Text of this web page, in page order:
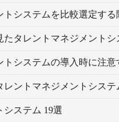
システムを比較選定する
タレントマネジメントシ
システムの導入時に注意
ントマネジメントシステ
システム 19選